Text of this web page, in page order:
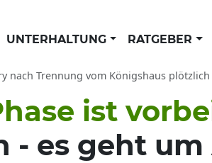
UNTERHALTUNG RATGEBER
nach Trennung vom Königshaus plötzlich
ist
- es geht